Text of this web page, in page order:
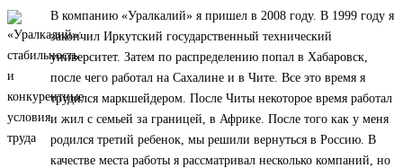
В компанию «Уралкалий» я пришел в 2008 году. В 1999 году я
закончил Иркутский государственный технический
университет. Затем по распределению попал в Хабаровск,
после чего работал на Сахалине и в Чите. Все это время я
трудился маркшейдером. После Читы некоторое время работал
и жил с семьей за границей, в Африке. После того как у меня
родился третий ребенок, мы решили вернуться в Россию. В
качестве места работы я рассматривал несколько компаний, но